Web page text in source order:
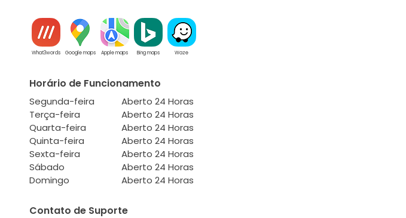
What3words Google maps Apple maps Bing maps Waze
Horário de Funcionamento
Segunda-feira
Aberto 24 Horas
Terça-feira
Aberto 24 Horas
Quarta-feira
Aberto 24 Horas
Quinta-feira
Aberto 24 Horas
Sexta-feira
Aberto 24 Horas
Sábado
Aberto 24 Horas
Domingo
Aberto 24 Horas
Contato de Suporte